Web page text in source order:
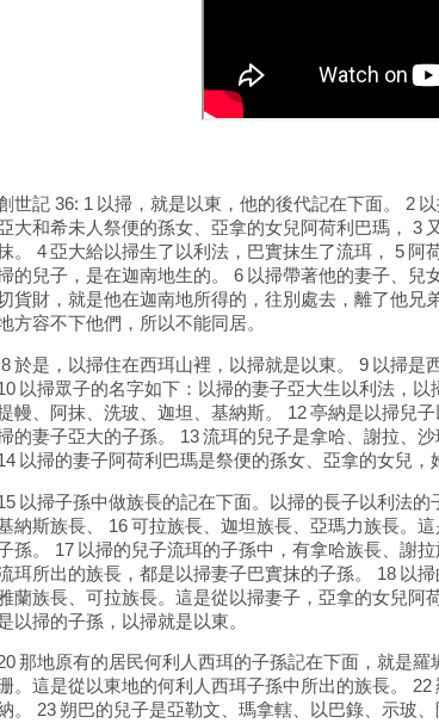
世記 36: 1 以掃，就是以東，他的後代記在下面。 2
大和希未人祭便的孫女、亞拿的女兒阿荷利巴瑪， 3
。 4 亞大給以掃生了以利法，巴實抹生了流珥， 5 阿
的兒子，是在迦南地生的。 6 以掃帶著他的妻子、兒
貨財，就是他在迦南地所得的，往別處去，離了他兄
方容不下他們，所以不能同居。
8 於是，以掃住在西珥山裡，以掃就是以東。 9 以掃是
以掃眾子的名字如下：以掃的妻子亞大生以利法，
幔、阿抹、洗玻、迦坦、基納斯。 12 亭納是以掃兒
的妻子亞大的子孫。 13 流珥的兒子是拿哈、謝拉、
以掃的妻子阿荷利巴瑪是祭便的孫女、亞拿的女兒，
以掃子孫中做族長的記在下面。以掃的長子以利法的
納斯族長、 16 可拉族長、迦坦族長、亞瑪力族長。
孫。 17 以掃的兒子流珥的子孫中，有拿哈族長、謝
珥所出的族長，都是以掃妻子巴實抹的子孫。 18 以
蘭族長、可拉族長。這是從以掃妻子，亞拿的女兒阿
以掃的子孫，以掃就是以東。
那地原有的居民何利人西珥的子孫記在下面，就是
。這是從以東地的何利人西珥子孫中所出的族長。
。 23 朔巴的兒子是亞勒文、瑪拿轄、以巴錄、示玻